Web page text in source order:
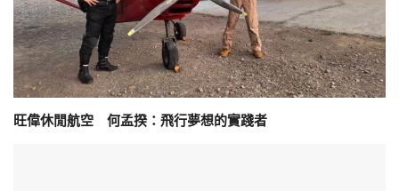
旺偉休閒航空 何孟揆：飛行夢想的實踐者